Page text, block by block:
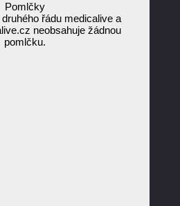
Pomlčky
řádu medicalive a
neobsahuje žádnou
pomlčku.